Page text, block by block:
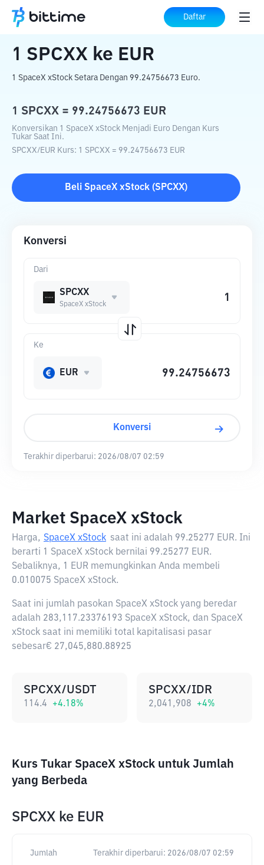
Daftar
Beranda Konverter Kripto SPCXX EUR
1 SPCXX ke EUR
1 SpaceX xStock Setara Dengan 99.24756673 Euro.
1 SPCXX = 99.24756673 EUR
Konversikan 1 SpaceX xStock Menjadi Euro Dengan Kurs
Tukar Saat Ini.
SPCXX/EUR Kurs: 1 SPCXX = 99.24756673 EUR
Beli SpaceX xStock (SPCXX)
Konversi
Dari
SPCXX
SpaceX xStock
Ke
EUR
Konversi
Terakhir diperbarui: 2026/08/07 02:59
Market SpaceX xStock
Harga, SpaceX xStock saat ini adalah 99.25277 EUR. Ini
berarti 1 SpaceX xStock bernilai 99.25277 EUR.
Sebaliknya, 1 EUR memungkinkan Anda membeli
0.010075 SpaceX xStock.
Saat ini jumlah pasokan SpaceX xStock yang beredar
adalah 283,117.23376193 SpaceX xStock, dan SpaceX
xStock saat ini memiliki total kapitalisasi pasar
sebesar€ 27,045,880.88925
SPCXX/USDT
114.4 +4.18%
SPCXX/IDR
2,041,908 +4%
Kurs Tukar SpaceX xStock untuk Jumlah
yang Berbeda
SPCXX ke EUR
Jumlah Terakhir diperbarui: 2026/08/07 02:59